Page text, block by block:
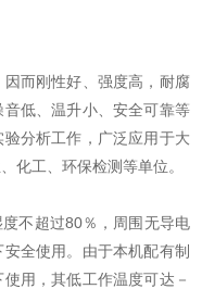
而刚性好、强度高，耐腐
音低、温升小、安全可靠等
分析工作，广泛应用于大
化工、环保检测等单位。
不超过80％，周围无导电
全使用。由于本机配有制
用，其低工作温度可达－